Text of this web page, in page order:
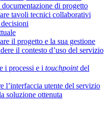
di progetto
tavoli tecnici collaborativi
il progetto e la sua gestione
il contesto d’uso del servizio
i processi e i touchpointdel
l’interfaccia utente del servizio
soluzione ottenuta